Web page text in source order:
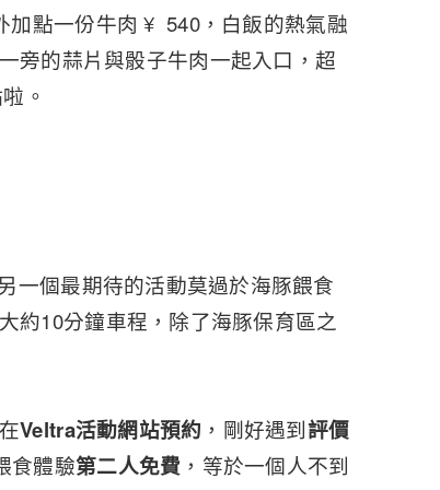
加點一份牛肉 ¥ 540，白飯的熱氣融
旁的蒜片與骰子牛肉一起入口，超
。
一個最期待的活動莫過於海豚餵食
約10分鐘車程，除了海豚保育區之
Veltra活動網站預約 ，剛好遇到評價
食體驗第二人免費 ，等於一個人不到